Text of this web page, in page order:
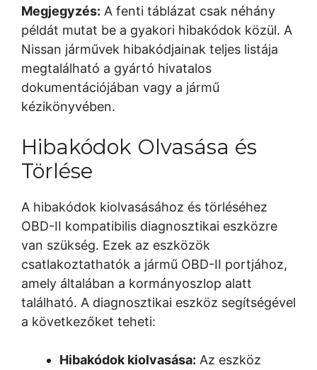
Megjegyzés: A fenti táblázat csak néhány
példát mutat be a gyakori hibakódok közül. A
Nissan járművek hibakódjainak teljes listája
megtalálható a gyártó hivatalos
dokumentációjában vagy a jármű
kézikönyvében.
Hibakódok Olvasása és
Törlése
A hibakódok kiolvasásához és törléséhez
OBD-II kompatibilis diagnosztikai eszközre
van szükség. Ezek az eszközök
csatlakoztathatók a jármű OBD-II portjához,
amely általában a kormányoszlop alatt
található. A diagnosztikai eszköz segítségével
a következőket teheti:
Hibakódok kiolvasása: Az eszköz